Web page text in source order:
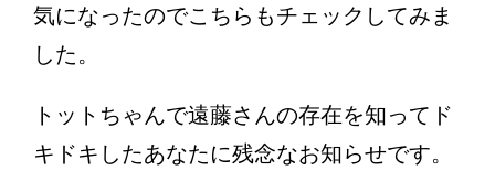
気になったのでこちらもチェックしてみま
した。
トットちゃんで遠藤さんの存在を知ってド
キドキしたあなたに残念なお知らせです。